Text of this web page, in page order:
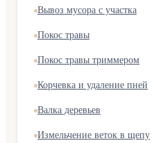
Вывоз мусора с участка
Покос травы
Покос травы триммером
Корчевка и удаление пней
Валка деревьев
Измельчение веток в щепу